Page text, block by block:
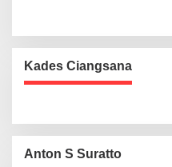
Kades Ciangsana
Anton S Suratto